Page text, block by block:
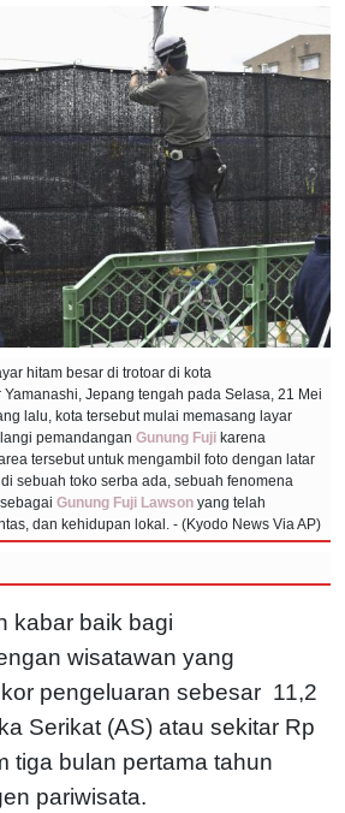
hitam besar di trotoar di kota
Jepang tengah pada Selasa, 21 Mei
lalu, kota tersebut mulai memasang layar
pemandangan Gunung Fuji karena
tersebut untuk mengambil foto dengan latar
sebuah toko serba ada, sebuah fenomena
Gunung Fuji Lawson yang telah
dan kehidupan lokal. - (Kyodo News Via AP)
kabar baik bagi
wisatawan yang
pengeluaran sebesar 11,2
Serikat (AS) atau sekitar Rp
tiga bulan pertama tahun
pariwisata.